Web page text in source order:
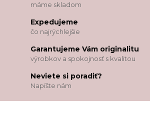
máme skladom
Expedujeme
čo najrýchlejšie
Garantujeme Vám originalitu
výrobkov a spokojnosť s kvalitou
Neviete si poradiť?
Napíšte nám